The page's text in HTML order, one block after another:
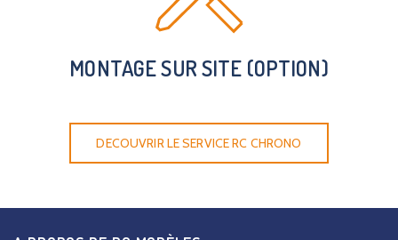
MONTAGE SUR SITE (OPTION)
DECOUVRIR LE SERVICE RC CHRONO